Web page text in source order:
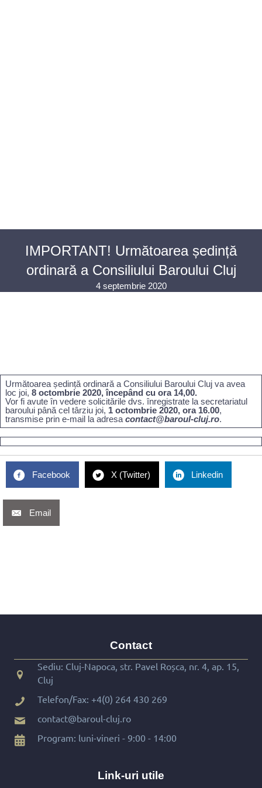
IMPORTANT! Următoarea ședință
ordinară a Consiliului Baroului Cluj
4 septembrie 2020
Următoarea ședință ordinară a Consiliului Baroului Cluj va avea
loc joi, 8 octombrie 2020, începând cu ora 14,00.
Vor fi avute în vedere solicitările dvs. înregistrate la secretariatul
baroului până cel târziu joi, 1 octombrie 2020, ora 16.00,
transmise prin e-mail la adresa contact@baroul-cluj.ro.
Facebook X (Twitter) Linkedin
Email
Contact
Sediu: Cluj-Napoca, str. Pavel Roșca, nr. 4, ap. 15,
Cluj
Telefon/Fax: +4(0) 264 430 269
contact@baroul-cluj.ro
Program: luni-vineri - 9:00 - 14:00
Link-uri utile